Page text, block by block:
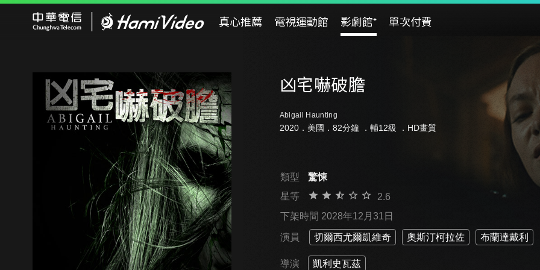
真心推薦 電視運動館 影劇館⁺ 單次付費
凶宅嚇破膽
Abigail Haunting
2020．美國．82分鐘 ． 輔12級 ．HD畫質
類型
驚悚
星等
2.6
下架時間 2028年12月31日
演員 切爾西尤爾凱維奇 奧斯汀柯拉佐 布蘭達戴利
導演 凱利史瓦茲